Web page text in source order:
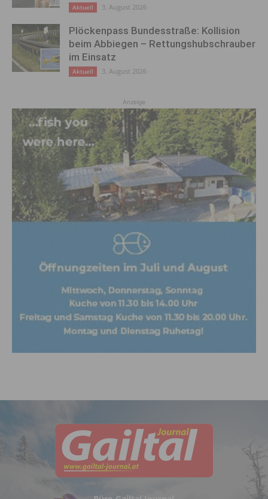
Aktuell 3. August 2026
Plöckenpass Bundesstraße: Kollision
beim Abbiegen – Rettungshubschrauber
im Einsatz
Aktuell 3. August 2026
Anzeige